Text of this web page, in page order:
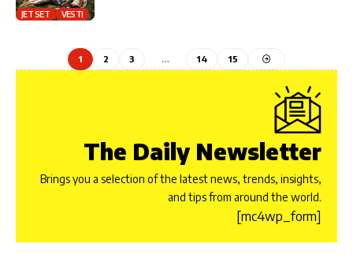
JET SET VESTI
1 2 3 … 14 15
The Daily Newsletter
Brings you a selection of the latest news, trends, insights,
and tips from around the world.
[mc4wp_form]